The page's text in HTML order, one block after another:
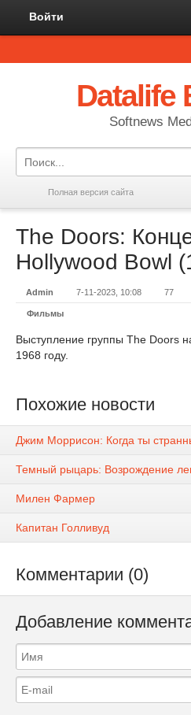
Войти
Datalife
Softnews
Полная версия сайта
The Doors:
Hollywood Bowl
Admin 7-11-2023, 10:08 77
Фильмы
Выступление группы The Doors
1968 году.
Похожие новости
Джим Моррисон: Когда ты
Темный рыцарь: Возрождение
Милен Фармер
Капитан Голливуд
Комментарии (0)
Добавление